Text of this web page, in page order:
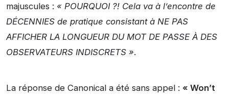
majuscules : « POURQUOI ?! Cela va à l’encontre de
DÉCENNIES de pratique consistant à NE PAS
AFFICHER LA LONGUEUR DU MOT DE PASSE À DES
OBSERVATEURS INDISCRETS ».
La réponse de Canonical a été sans appel : « Won’t